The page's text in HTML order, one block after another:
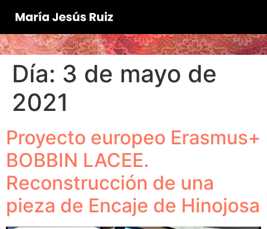
Día: 3 de mayo de
2021
Proyecto europeo Erasmus+
BOBBIN LACEE.
Reconstrucción de una
pieza de Encaje de Hinojosa